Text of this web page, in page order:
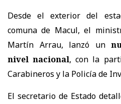
Desde el exterior del
comuna de Macul, el
Martín Arrau, lanzó un
nivel nacional, con la
Carabineros y la Policía de
El secretario de Estado